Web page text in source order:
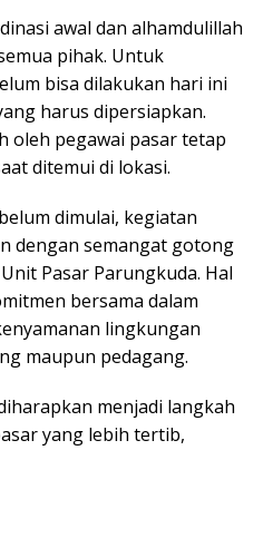
awal dan alhamdulillah
pihak. Untuk
bisa dilakukan hari ini
harus dipersiapkan.
oleh pegawai pasar tetap
ditemui di lokasi.
dimulai, kegiatan
dengan semangat gotong
Pasar Parungkuda. Hal
bersama dalam
lingkungan
maupun pedagang.
menjadi langkah
yang lebih tertib,